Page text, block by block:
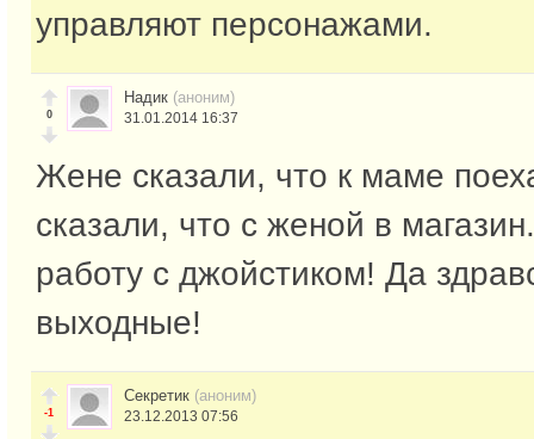
управляют персонажами.
0
Надик (аноним)
31.01.2014 16:37
Жене сказали, что к маме
сказали, что с женой в
работу с джойстиком! Да
выходные!
-1
Секретик (аноним)
23.12.2013 07:56